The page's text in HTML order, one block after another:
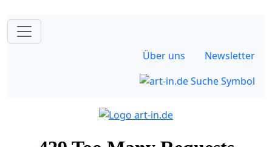
Über uns Newsletter